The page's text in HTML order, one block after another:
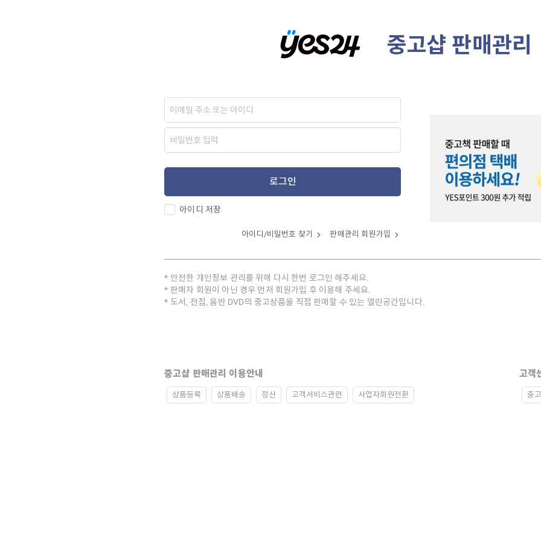
중고샵 판매관리
로그인
아이디 저장
아이디/비밀번호 찾기 판매관리 회원가입
안전한 개인정보 관리를 위해 다시 한번 로그인 해주세요.
판매자 회원이 아닌 경우 먼저 회원가입 후 이용해 주세요.
도서, 전집, 음반 DVD의 중고상품을 직접 판매할 수 있는 열린공간입니다.
중고샵 판매관리 이용안내
상품등록 상품배송 정산 고객서비스관련 사업자회원전환
고객
중